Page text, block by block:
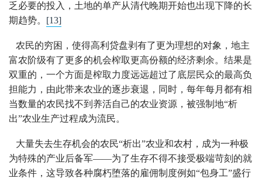
乏必要的投入，土地的单产从清代晚期开始也出现下降的长
期趋势。 [13]
农民的穷困，使得高利贷盘剥有了更为理想的对象，地主
富农阶级有了更多的机会榨取更高份额的经济剩余。结果是
双重的，一个方面是榨取力度远远超过了底层民众的最高负
担能力，由此带来农业的逐步衰退，同时，每年每月都有相
当数量的农民找不到养活自己的农业资源，被强制地“析
出”农业生产过程成为流民。
大量失去生存机会的农民“析出”农业和农村，成为一种极
为特殊的产业后备军——为了生存不得不接受极端苛刻的就
业条件，这导致各种腐朽堕落的雇佣制度例如“包身工”盛行